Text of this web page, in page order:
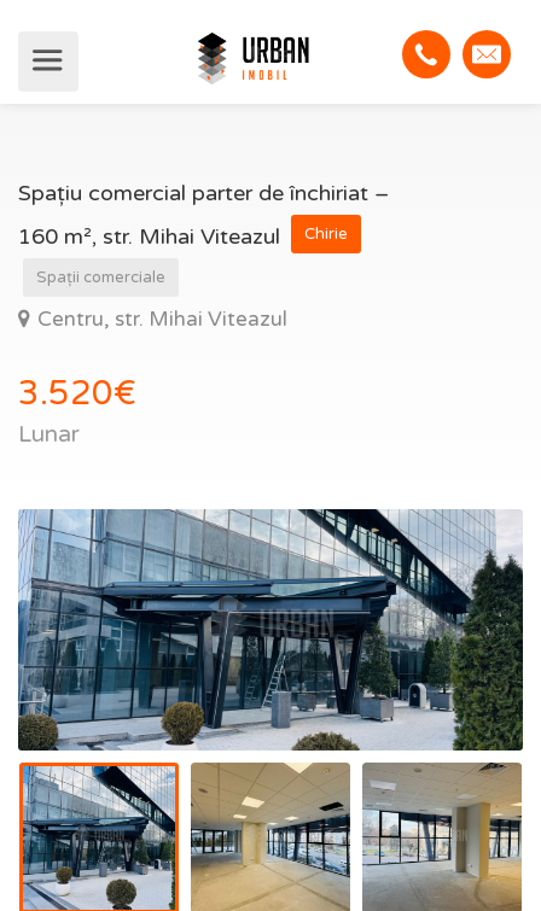
Spațiu comercial parter de închiriat –
160 m², str. Mihai Viteazul
Chirie
Spații comerciale
Centru, str. Mihai Viteazul
3.520€
Lunar